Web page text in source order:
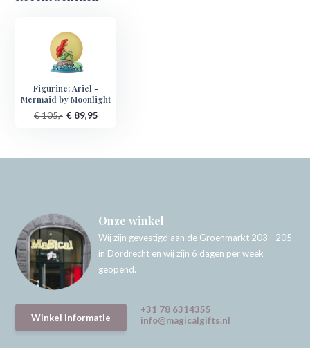
Figurine: Ariel -
Mermaid by Moonlight
€ 105,- € 89,95
Onze winkel
Wij zijn gevestigd aan de Groenmarkt 203 - 205
in Dordrecht en wij zijn 6 dagen per week
geopend.
Winkel informatie
+31 78 6314355
info@magicalgifts.nl